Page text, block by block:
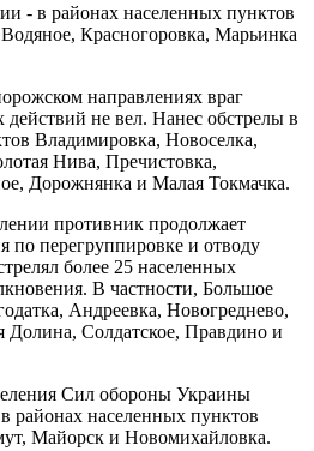
- в районах населенных пунктов
Красногоровка, Марьинка
направлениях враг
не вел. Нанес обстрелы в
Владимировка, Новоселка,
Нива, Пречистовка,
Дорожнянка и Малая Токмачка.
противник продолжает
по перегруппировке и отводу
более 25 населенных
В частности, Большое
Андреевка, Новогреднево,
Солдатское, Правдино и
Сил обороны Украины
районах населенных пунктов
Майорск и Новомихайловка.